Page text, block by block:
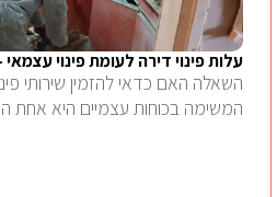
עלות פינוי דירה לעומת פינוי
השאלה האם כדאי להזמין שירותי
המשימה בכוחות עצמיים היא אחת